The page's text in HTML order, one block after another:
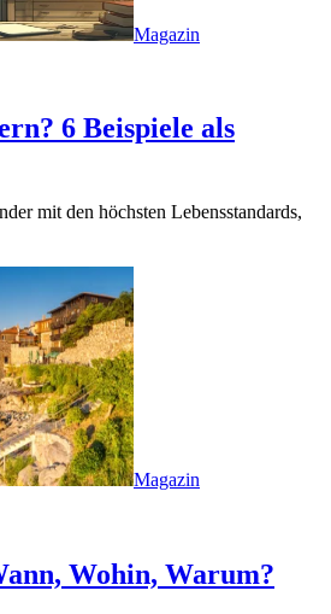
Magazin
6 Beispiele als
mit den höchsten Lebensstandards,
Magazin
Wohin, Warum?